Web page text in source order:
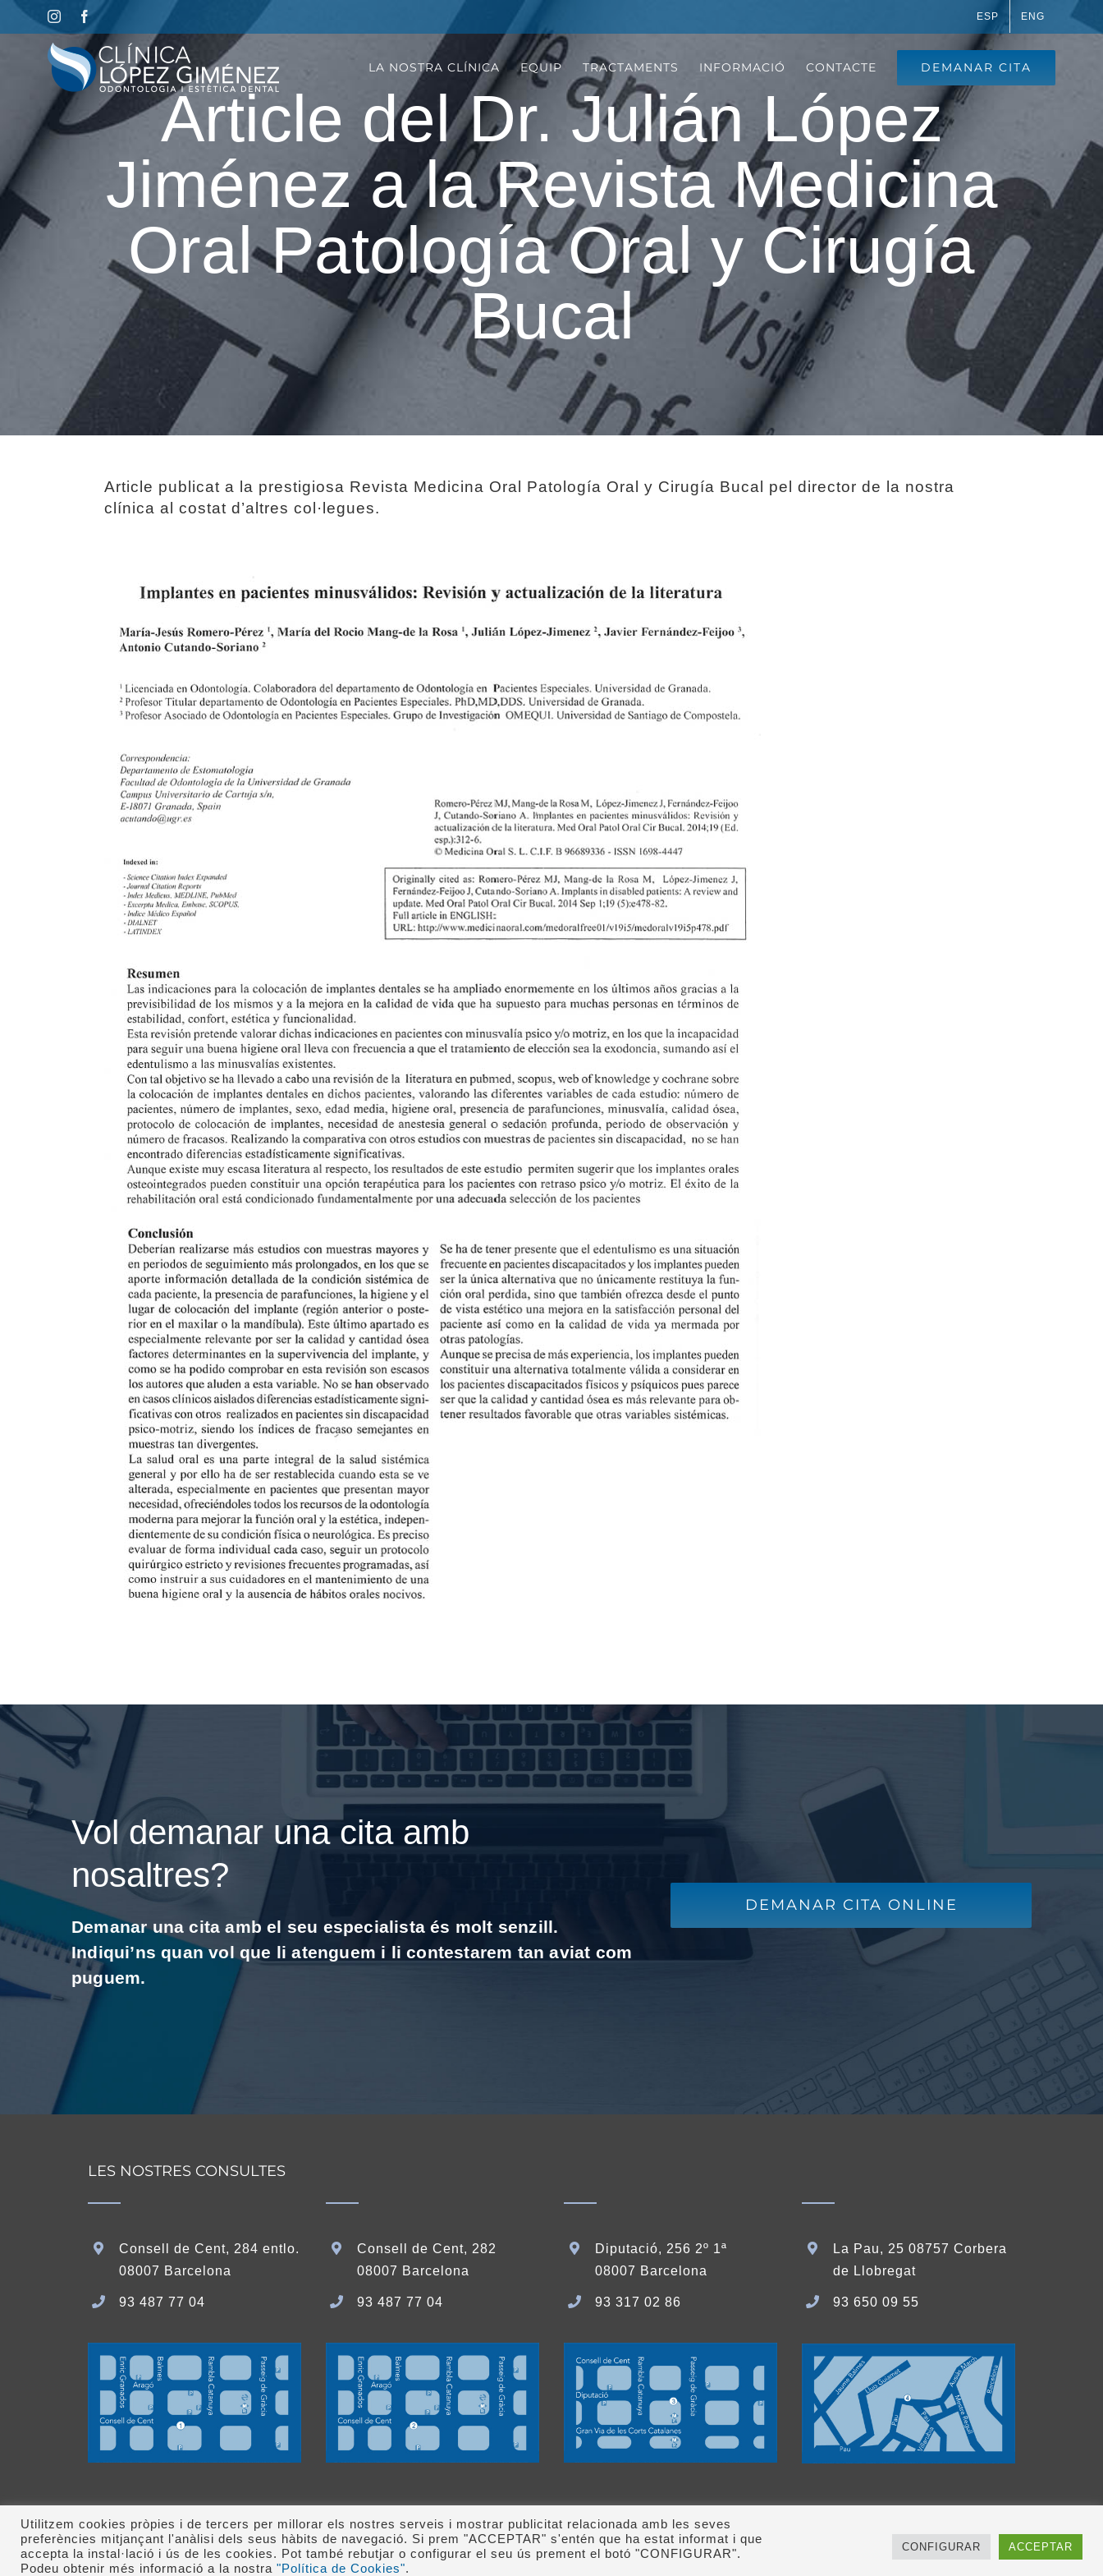
Skip
to
content
InstagramFacebook ESP ENG
LA NOSTRA CLÍNICA EQUIP TRACTAMENTS INFORMACIÓ CONTACTE DEMANAR CITA
Article del Dr. Julián López
Jiménez a la Revista Medicina
Oral Patología Oral y Cirugía
Bucal
Article publicat a la prestigiosa Revista Medicina Oral Patología Oral y Cirugía Bucal pel director de la nostra
clínica al costat d’altres col·legues.
Vol demanar una cita amb
nosaltres?
Demanar una cita amb el seu especialista és molt senzill.
Indiqui’ns quan vol que li atenguem i li contestarem tan aviat com
puguem.
DEMANAR CITA ONLINE
LES NOSTRES CONSULTES
Consell de Cent, 284 entlo.
08007 Barcelona
93 487 77 04
Consell de Cent, 282
08007 Barcelona
93 487 77 04
Diputació, 256 2º 1ª
08007 Barcelona
93 317 02 86
La Pau, 25 08757 Corbera
de Llobregat
93 650 09 55
Clínica López Giménez © 1982- 2026 • Tel.: 93 487 77 04 • info@clinicalopezgimenez.com| Entitat col·laboradora de la Finançament|
Avís
Legal|Política de Privacitat|Política de cookies |Normes d’ús de xarxes socials
Utilitzem cookies pròpies i de tercers per millorar els nostres serveis i mostrar publicitat relacionada amb les seves
preferències mitjançant l'anàlisi dels seus hàbits de navegació. Si prem "ACCEPTAR" s'entén que ha estat informat i que
accepta la instal·lació i ús de les cookies. Pot també rebutjar o configurar el seu ús prement el botó "CONFIGURAR".
Podeu obtenir més informació a la nostra "Política de Cookies".
CONFIGURAR ACCEPTAR